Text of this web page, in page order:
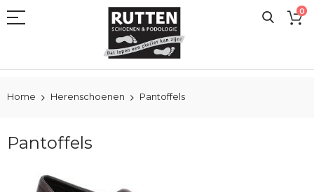
naar
0
Home Herenschoenen Pantoffels
Pantoffels